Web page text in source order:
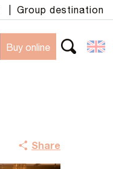
Buy online
Search
Group destination
Share